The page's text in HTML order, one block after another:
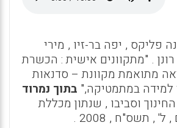
פליקס , יפה בר-זיו , מירי
. "מתקוונים אישית : הכשרת
מתואמת מקוונת – סדנאות
למידה במתמטיקה," בתוך נמרוד
החינוך וסביבו , שנתון מכללת
, תשס"ח , 2008 .